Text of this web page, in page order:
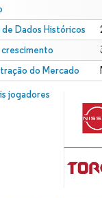
Dados Históricos
crescimento
do Mercado
jogadores
Mordor Intelligence. O
CC BY 4.0.